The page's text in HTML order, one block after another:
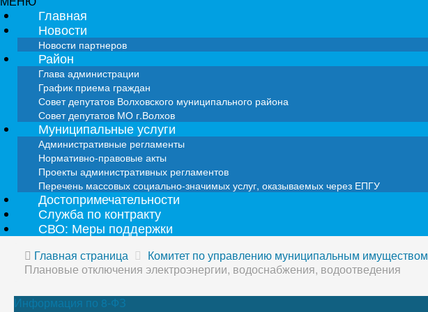
Главная
Новости
Новости партнеров
Район
Глава администрации
График приема граждан
Совет депутатов Волховского муниципального района
Совет депутатов МО г.Волхов
Муниципальные услуги
Административные регламенты
Нормативно-правовые акты
Проекты административных регламентов
Перечень массовых социально-значимых услуг, оказываемых через ЕПГУ
Достопримечательности
Служба по контракту
СВО: Меры поддержки
Главная страница Комитет по управлению муниципальным имуществом
Плановые отключения электроэнергии, водоснабжения, водоотведения
Информация по 8-ФЗ